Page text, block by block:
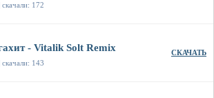
172
- Vitalik Solt Remix
143
СКАЧАТЬ